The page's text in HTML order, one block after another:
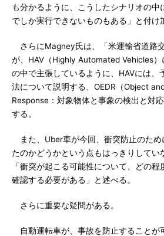
も分かるように、こうしたシナリオの中
でしか実行できないものもある」と付け
さらにMagney氏は、「米運輸省道路
が、HAV（Highly Automated Vehicles
の中で主張しているように、HAVには、
法について説明する、OEDR（Object
Response：対象物体と事象の検出と対
する。
また、Uber車が今回、衝突防止のため
たのかどうかという点もはっきりしてい
「衝突が起こる可能性について、どの
確認する必要がある」と述べる。
さらに重要な疑問がある。
自動運転車が、事故を防止することが